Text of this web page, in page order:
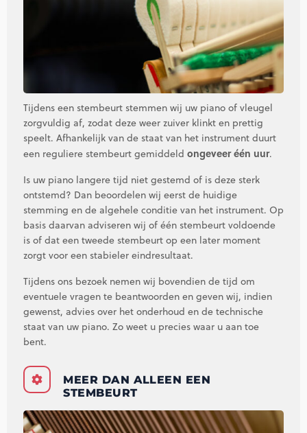
Tijdens een stembeurt stemmen wij uw piano of vleugel
zorgvuldig af, zodat deze weer zuiver klinkt en prettig
speelt. Afhankelijk van de staat van het instrument duurt
een reguliere stembeurt gemiddeld ongeveer één uur.
Is uw piano langere tijd niet gestemd of is deze sterk
ontstemd? Dan beoordelen wij eerst de huidige
stemming en de algehele conditie van het instrument. Op
basis daarvan adviseren wij of één stembeurt voldoende
is of dat een tweede stembeurt op een later moment
zorgt voor een stabieler eindresultaat.
Tijdens ons bezoek nemen wij bovendien de tijd om
eventuele vragen te beantwoorden en geven wij, indien
gewenst, advies over het onderhoud en de technische
staat van uw piano. Zo weet u precies waar u aan toe
bent.
MEER DAN ALLEEN EEN
STEMBEURT